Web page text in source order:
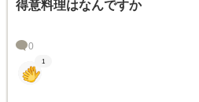
得意料理はなんですか
0
1